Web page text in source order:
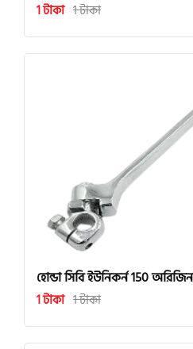
1 টাকা 1 টাকা
হোন্ডা সিবি ইউনিকর্ন 150
1 টাকা 1 টাকা